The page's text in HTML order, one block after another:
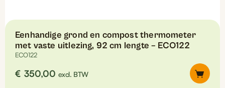
Eenhandige grond en compost thermometer
met vaste uitlezing, 92 cm lengte – ECO122
ECO122
€ 350,00 excl. BTW